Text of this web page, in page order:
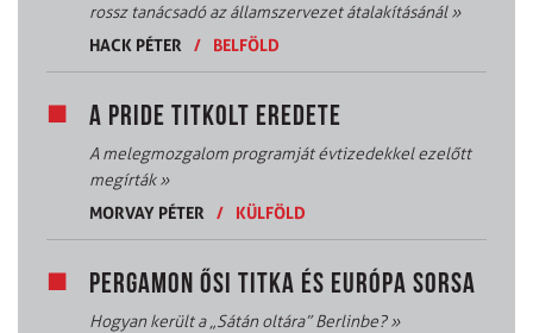
rossz tanácsadó az államszervezet átalakításánál»
HACK PÉTER
/ BELFÖLD
A PRIDE TITKOLT EREDETE
A melegmozgalom programját évtizedekkel ezelőtt
megírták»
MORVAY PÉTER
/ KÜLFÖLD
PERGAMON ŐSI TITKA ÉS EURÓPA SORSA
Hogyan került a „Sátán oltára” Berlinbe?»